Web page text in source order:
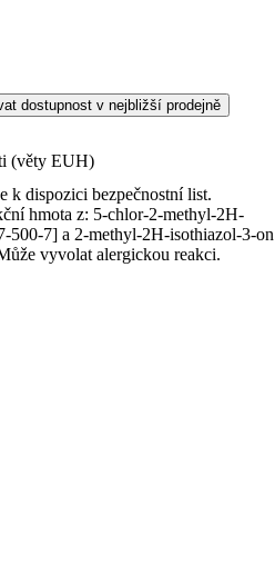
dostupnost v nejbližší prodejně
(věty EUH)
k dispozici bezpečnostní list.
hmota z: 5-chlor-2-methyl-2H-
500-7] a 2-methyl-2H-isothiazol-3-on
vyvolat alergickou reakci.